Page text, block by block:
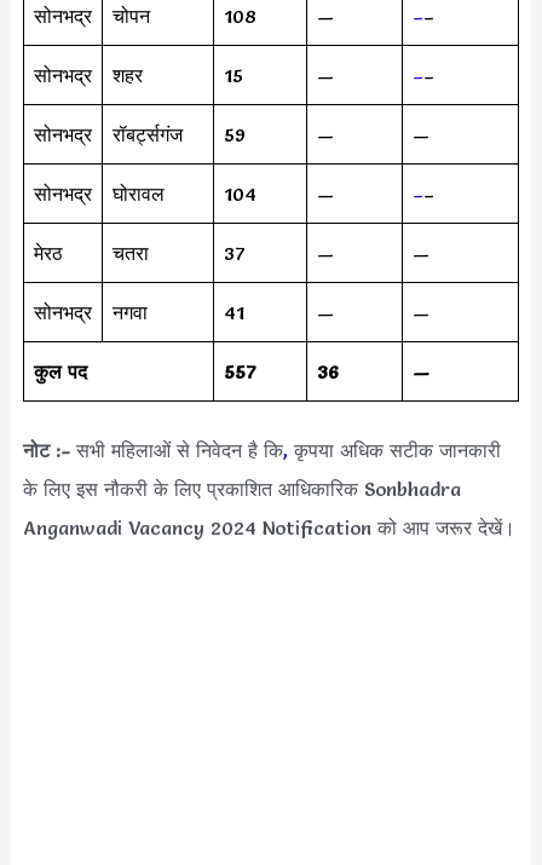
सोनभद्र चोपन 108 — ––
सोनभद्र शहर 15 — ––
सोनभद्र रॉबर्ट्सगंज 59 — —
सोनभद्र घोरावल 104 — ––
मेरठ चतरा 37 — —
सोनभद्र नगवा 41 — —
कुल पद 557 36 —
नोट :-सभी महिलाओं से निवेदन है कि, कृपया अधिक सटीक जानकारी
के लिए इस नौकरी के लिए प्रकाशित आधिकारिक Sonbhadra
Anganwadi Vacancy 2024 Notification को आप जरूर देखें।